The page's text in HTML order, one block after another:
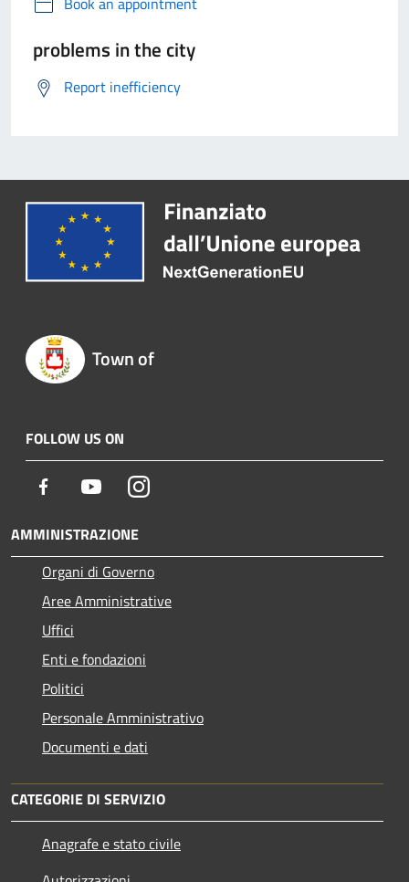
problems in the city
Report inefficiency
Town of
FOLLOW US ON
Facebook YoutubeInstagram
AMMINISTRAZIONE
Organi di Governo
Aree Amministrative
Uffici
Enti e fondazioni
Politici
Personale Amministrativo
Documenti e dati
CATEGORIE DI SERVIZIO
Anagrafe e stato civile